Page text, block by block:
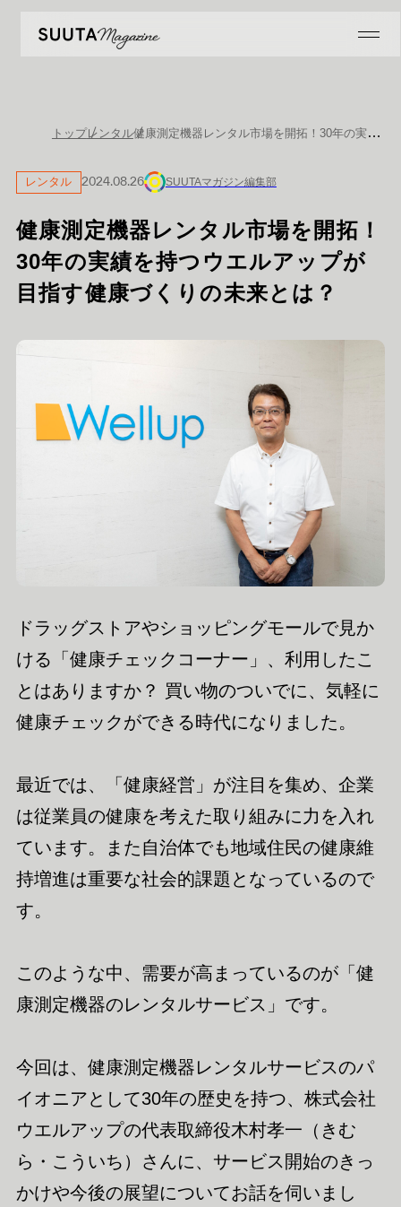
トップレンタル 健康測定機器レンタル市場を開拓！30年の実績を持つウエルアップが目指す健康づくりの未来とは？
レンタル 2024.08.26 SUUTAマガジン編集部
健康測定機器レンタル市場を開拓！
30年の実績を持つウエルアップが
目指す健康づくりの未来とは？
ドラッグストアやショッピングモールで見か
ける「健康チェックコーナー」、利用したこ
とはありますか？ 買い物のついでに、気軽に
健康チェックができる時代になりました。
最近では、「健康経営」が注目を集め、企業
は従業員の健康を考えた取り組みに力を入れ
ています。また自治体でも地域住民の健康維
持増進は重要な社会的課題となっているので
す。
このような中、需要が高まっているのが「健
康測定機器のレンタルサービス」です。
今回は、健康測定機器レンタルサービスのパ
イオニアとして30年の歴史を持つ、株式会社
ウエルアップの代表取締役木村孝一（きむ
ら・こういち）さんに、サービス開始のきっ
かけや今後の展望についてお話を伺いまし